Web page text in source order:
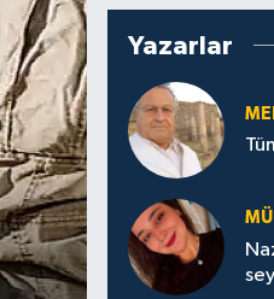
Yazarlar